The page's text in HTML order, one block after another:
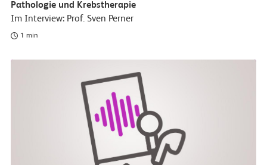
Pathologie und Krebstherapie
Im Interview: Prof. Sven Perner
1 min